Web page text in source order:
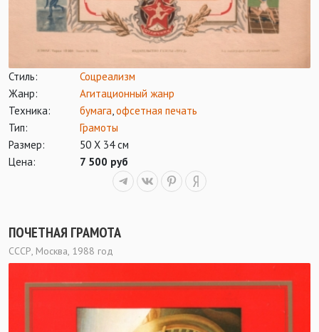
Стиль:
Соцреализм
Жанр:
Агитационный жанр
Техника:
бумага,офсетная печать
Тип:
Грамоты
Размер:
50 Х 34 см
Цена:
7 500 руб
ПОЧЕТНАЯ ГРАМОТА
СССР, Москва, 1988 год